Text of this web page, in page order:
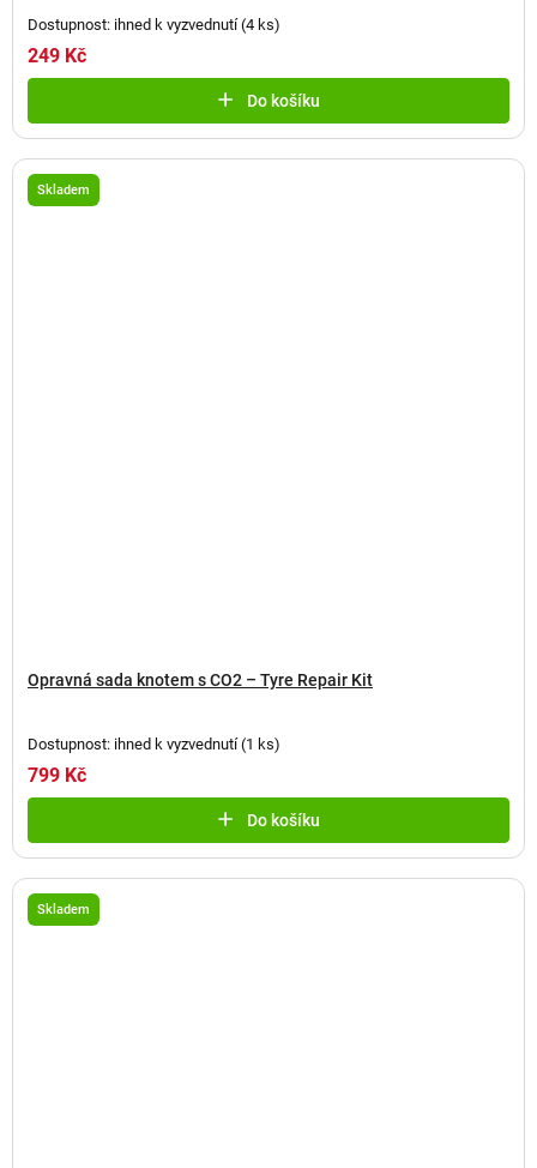
Dostupnost: ihned k vyzvednutí(4 ks)
249 Kč
Do košíku
Skladem
Opravná sada knotem s CO2 – Tyre Repair Kit
Dostupnost: ihned k vyzvednutí(1 ks)
799 Kč
Do košíku
Skladem